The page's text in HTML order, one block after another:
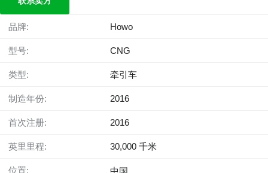
品牌: Howo
型号: CNG
类型: 牵引车
制造年份: 2016
首次注册: 2016
英里里程: 30,000 千米
位置: